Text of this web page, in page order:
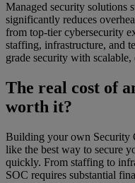
Managed security
significantly reduces
from top-tier cybersecurity
staffing, infrastructure, and
grade security with
The real cost of
worth it?
Building your own Security
like the best way to secure
quickly. From staffing to
SOC requires substantial